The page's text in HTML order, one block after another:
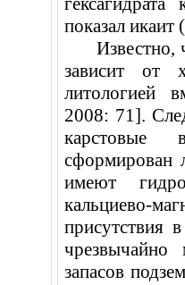
показал икаит
Известно,
зависит от
литологией
2008: 71].
карстовые
сформирован
имеют
кальциево-
присутствия
чрезвычайно
запасов